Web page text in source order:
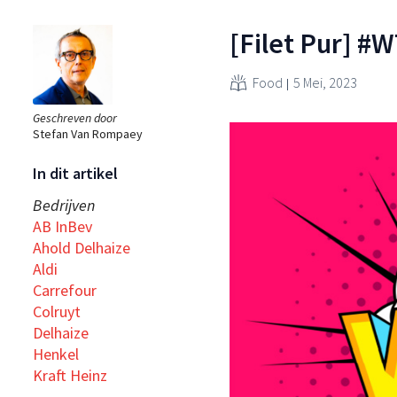
Geschreven door
Stefan Van Rompaey
In dit artikel
Bedrijven
AB InBev
Ahold Delhaize
Aldi
Carrefour
Colruyt
Delhaize
Henkel
Kraft Heinz
[Filet Pur]
Food 5 Mei, 2023